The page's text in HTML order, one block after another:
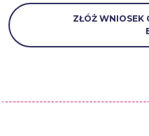
ZŁÓŻ WNIOSEK